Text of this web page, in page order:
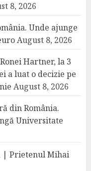
8, 2026
Unde ajunge
August 8, 2026
Hartner, la 3
a luat o decizie pe
August 8, 2026
din România.
Universitate
| Prietenul Mihai